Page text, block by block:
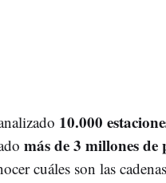
10.000
más de 3 millones de
cuáles son las